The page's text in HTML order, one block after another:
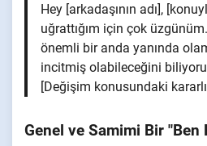
Hey [arkadaşının adı],
uğrattığım için çok
önemli bir anda yanında
incitmiş olabileceğini
[Değişim konusundaki
Genel ve Samimi Bir "Ben